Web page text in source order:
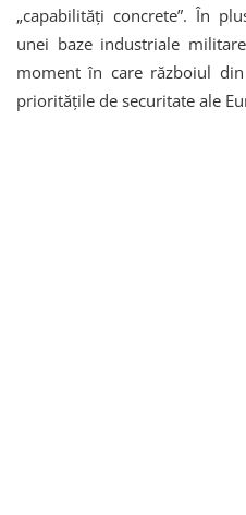
„capabilități concrete”. În
unei baze industriale
moment în care războiul
prioritățile de securitate ale